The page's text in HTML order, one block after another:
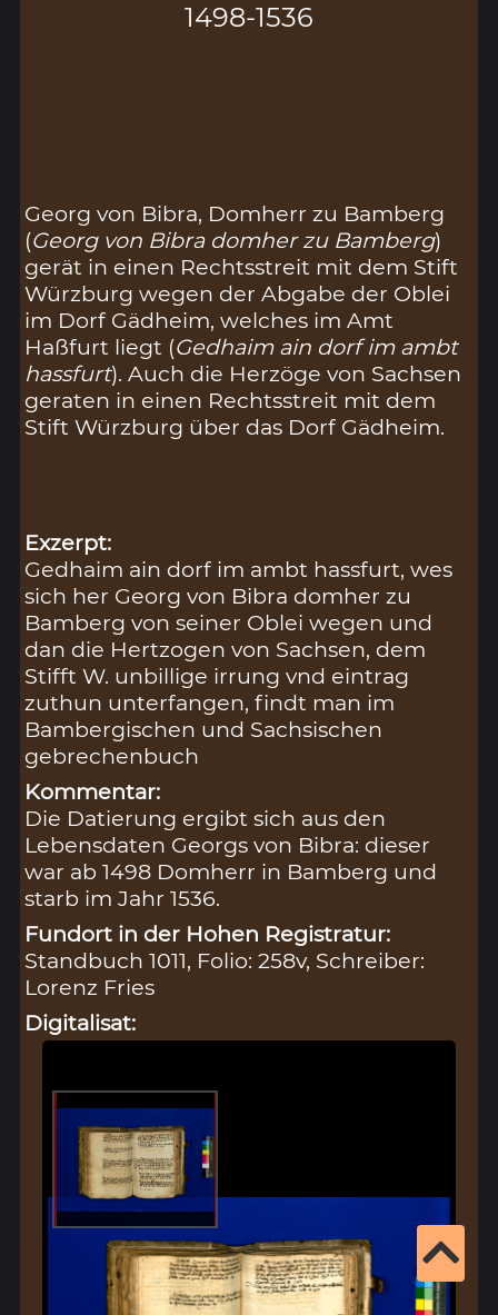
1498-1536
Georg von Bibra, Domherr zu Bamberg
(Georg von Bibra domher zu Bamberg)
gerät in einen Rechtsstreit mit dem Stift
Würzburg wegen der Abgabe der Oblei
im Dorf Gädheim, welches im Amt
Haßfurt liegt (Gedhaim ain dorf im ambt
hassfurt). Auch die Herzöge von Sachsen
geraten in einen Rechtsstreit mit dem
Stift Würzburg über das Dorf Gädheim.
Exzerpt:
Gedhaim ain dorf im ambt hassfurt, wes
sich her Georg von Bibra domher zu
Bamberg von seiner Oblei wegen und
dan die Hertzogen von Sachsen, dem
Stifft W. unbillige irrung vnd eintrag
zuthun unterfangen, findt man im
Bambergischen und Sachsischen
gebrechenbuch
Kommentar:
Die Datierung ergibt sich aus den
Lebensdaten Georgs von Bibra: dieser
war ab 1498 Domherr in Bamberg und
starb im Jahr 1536.
Fundort in der Hohen Registratur:
Standbuch 1011, Folio: 258v, Schreiber:
Lorenz Fries
Digitalisat: